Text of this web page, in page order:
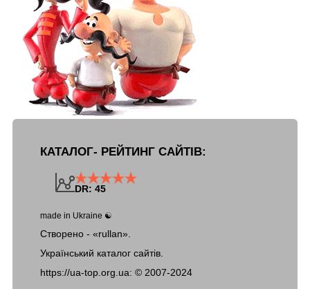
КАТАЛОГ- РЕЙТИНГ САЙТІВ:
DR: 45
made in Ukraine ☯
Створено - «rullan».
Український каталог сайтів.
https://ua-top.org.ua: © 2007-2024